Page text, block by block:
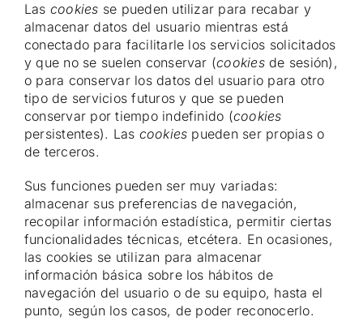
Las cookies se pueden utilizar para recabar y
almacenar datos del usuario mientras está
conectado para facilitarle los servicios solicitados
y que no se suelen conservar (cookiesde sesión),
o para conservar los datos del usuario para otro
tipo de servicios futuros y que se pueden
conservar por tiempo indefinido (cookies
persistentes). Las cookies pueden ser propias o
de terceros.
Sus funciones pueden ser muy variadas:
almacenar sus preferencias de navegación,
recopilar información estadística, permitir ciertas
funcionalidades técnicas, etcétera. En ocasiones,
las cookies se utilizan para almacenar
información básica sobre los hábitos de
navegación del usuario o de su equipo, hasta el
punto, según los casos, de poder reconocerlo.